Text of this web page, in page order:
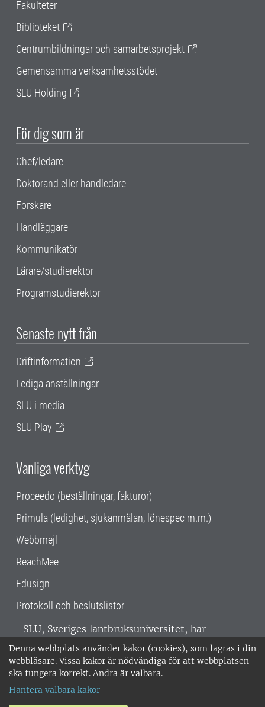
Denna webbplats använder kakor (cookies), som lagras i din
webbläsare. Vissa kakor är nödvändiga för att webbplatsen
ska fungera korrekt. Andra är valbara.
Hantera valbara kakor
Fakulteter
Biblioteket
Centrumbildningar och samarbetsprojekt
Gemensamma verksamhetsstödet
SLU Holding
För dig som är
Chef/ledare
Doktorand eller handledare
Forskare
Handläggare
Kommunikatör
Lärare/studierektor
Programstudierektor
Senaste nytt från
Driftinformation
Lediga anställningar
SLU i media
SLU Play
Vanliga verktyg
Proceedo (beställningar, fakturor)
Primula (ledighet, sjukanmälan, lönespec m.m.)
Webbmejl
ReachMee
Edusign
Protokoll och beslutslistor
SLU, Sveriges lantbruksuniversitet, har
verksamhet över hela Sverige. Huvudorter är
Alnarp, Uppsala och Umeå.SLU är
miljöcertifierat enligt ISO 14001. •
018-67 10 00 • Org nr: 202100-2817 •